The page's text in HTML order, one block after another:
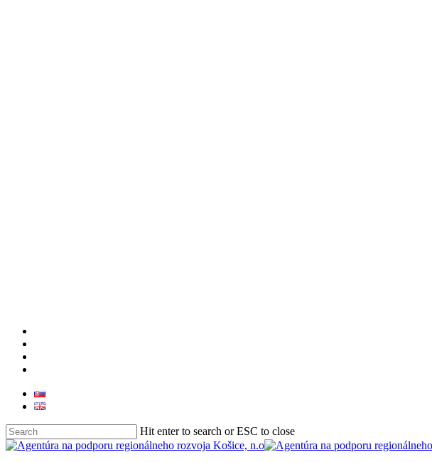
Hit enter to search or ESC to close
Close